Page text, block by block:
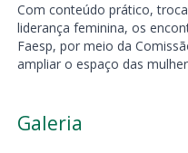
Com conteúdo prático,
liderança feminina, os
Faesp, por meio da
ampliar o espaço das
Galeria